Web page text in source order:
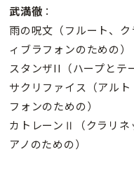
武満徹 ：
雨の呪文（フルート、
ィブラフォンのための）
スタンザII（ハープとテ
サクリファイス（アル
フォンのための）
カトレーンⅡ（クラリネ
アノのための）